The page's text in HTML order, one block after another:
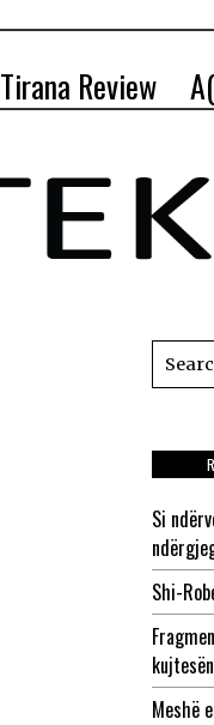
Tirana Review A(
Si
Shi-
Meshë